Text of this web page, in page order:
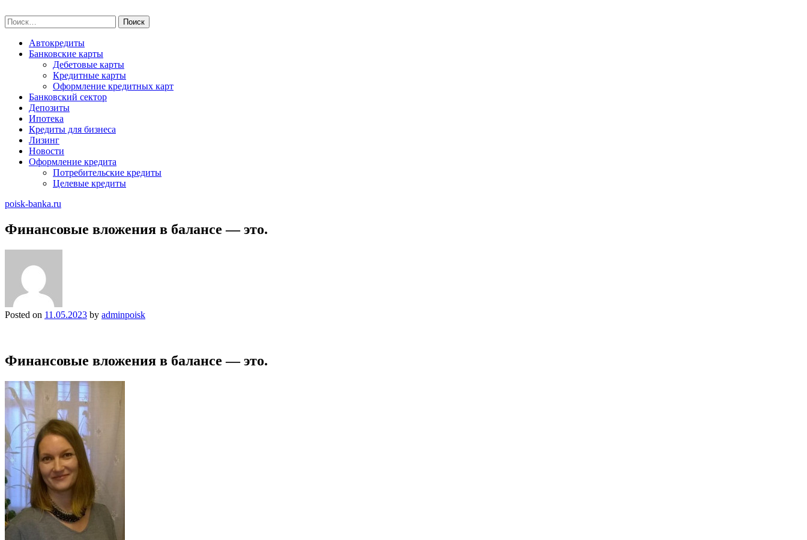
to
content
Найти:
Автокредиты
Банковские карты
Дебетовые карты
Кредитные карты
Оформление кредитных карт
Банковский сектор
Депозиты
Ипотека
Кредиты для бизнеса
Лизинг
Новости
Оформление кредита
Потребительские кредиты
Целевые кредиты
poisk-banka.ru
Финансовые вложения в балансе — это.
Posted on 11.05.2023 by adminpoisk
Финансовые вложения в балансе — это.